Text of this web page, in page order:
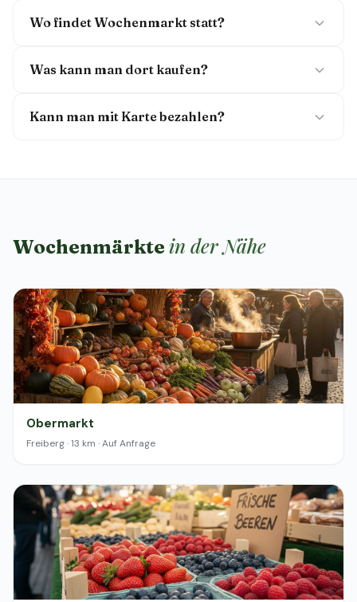
Wo findet Wochenmarkt statt?
Was kann man dort kaufen?
Kann man mit Karte bezahlen?
Wochenmärkte in der Nähe
Obermarkt
Freiberg · 13 km · Auf Anfrage